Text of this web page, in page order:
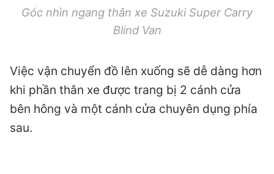
Góc nhìn ngang thân xe Suzuki Super Carry
Blind Van
Việc vận chuyển đồ lên xuống sẽ dễ dàng hơn
khi phần thân xe được trang bị 2 cánh cửa
bên hông và một cánh cửa chuyên dụng phía
sau.